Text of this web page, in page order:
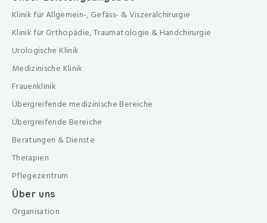
Klinik für Allgemein-, Gefäss- & Viszeralchirurgie
Klinik für Orthopädie, Traumatologie & Handchirurgie
Urologische Klinik
Medizinische Klinik
Frauenklinik
Übergreifende medizinische Bereiche
Übergreifende Bereiche
Beratungen & Dienste
Therapien
Pflegezentrum
Über uns
Organisation